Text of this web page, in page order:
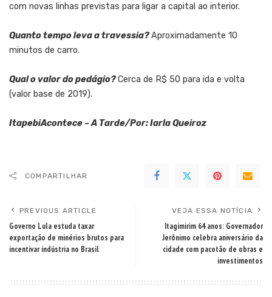
com novas linhas previstas para ligar a capital ao interior.
Quanto tempo leva a travessia?Aproximadamente 10
minutos de carro.
Qual o valor do pedágio?Cerca de R$ 50 para ida e volta
(valor base de 2019).
ItapebiAcontece – A Tarde/Por: Iarla Queiroz
COMPARTILHAR
PREVIOUS ARTICLE
Governo Lula estuda taxar
exportação de minérios brutos para
incentivar indústria no Brasil
VEJA ESSA NOTÍCIA
Itagimirim 64 anos: Governador
Jerônimo celebra aniversário da
cidade com pacotão de obras e
investimentos